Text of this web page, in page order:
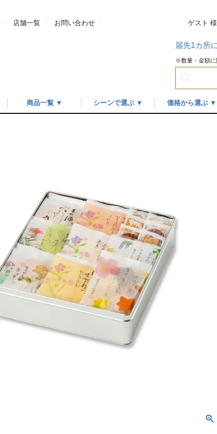
店舗一覧 お問い合わせ ゲスト
届先1カ所
※数量・金額に
商品一覧 ▼ シーンで選ぶ ▼ 価格から選ぶ ▼